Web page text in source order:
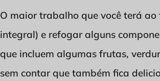
O maior trabalho que você terá
integral) e refogar alguns
que incluem algumas frutas,
sem contar que também fica